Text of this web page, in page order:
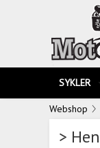
SYKLER
Webshop
>